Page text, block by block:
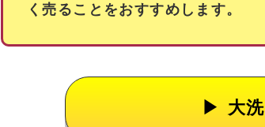
く売ることをおすすめします。
大